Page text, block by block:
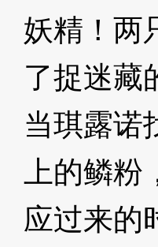
妖精！两
了捉迷藏
当琪露诺
上的鳞
应过来的